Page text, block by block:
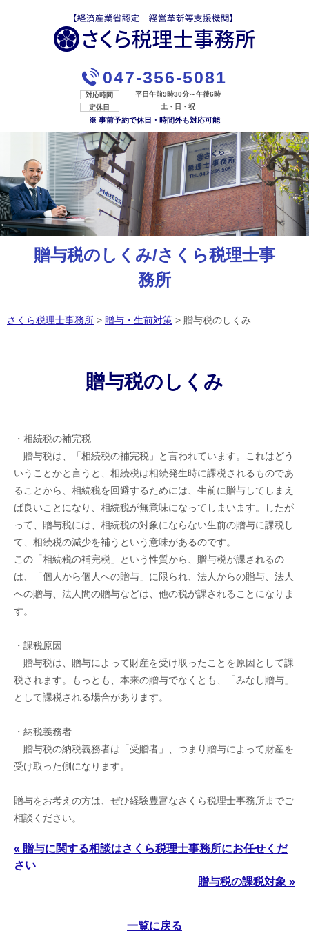
047-356-5081
対応時間
平日午前9時30分～午後6時
定休日
土・日・祝
※ 事前予約で休日・時間外も対応可能
贈与税のしくみ/さくら税理士事
務所
さくら税理士事務所 > 贈与・生前対策 > 贈与税のしくみ
贈与税のしくみ
・相続税の補完税
贈与税は、「相続税の補完税」と言われています。これはどう
いうことかと言うと、相続税は相続発生時に課税されるものであ
ることから、相続税を回避するためには、生前に贈与してしまえ
ば良いことになり、相続税が無意味になってしまいます。したが
って、贈与税には、相続税の対象にならない生前の贈与に課税し
て、相続税の減少を補うという意味があるのです。
この「相続税の補完税」という性質から、贈与税が課されるの
は、「個人から個人への贈与」に限られ、法人からの贈与、法人
への贈与、法人間の贈与などは、他の税が課されることになりま
す。
・課税原因
贈与税は、贈与によって財産を受け取ったことを原因として課
税されます。もっとも、本来の贈与でなくとも、「みなし贈与」
として課税される場合があります。
・納税義務者
贈与税の納税義務者は「受贈者」、つまり贈与によって財産を
受け取った側になります。
贈与をお考えの方は、ぜひ経験豊富なさくら税理士事務所までご
相談ください。
« 贈与に関する相談はさくら税理士事務所にお任せくだ
さい
贈与税の課税対象 »
一覧に戻る